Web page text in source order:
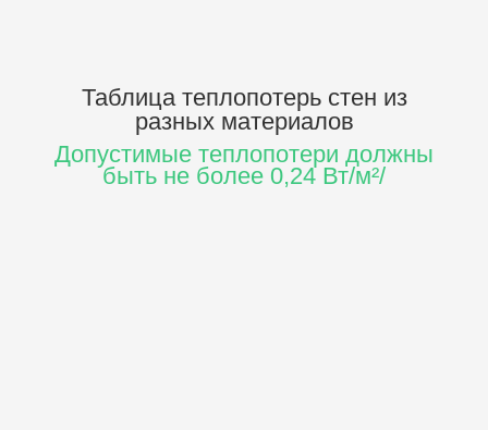
Таблица теплопотерь стен из
разных материалов
Допустимые теплопотери должны
быть не более 0,24 Вт/м²/